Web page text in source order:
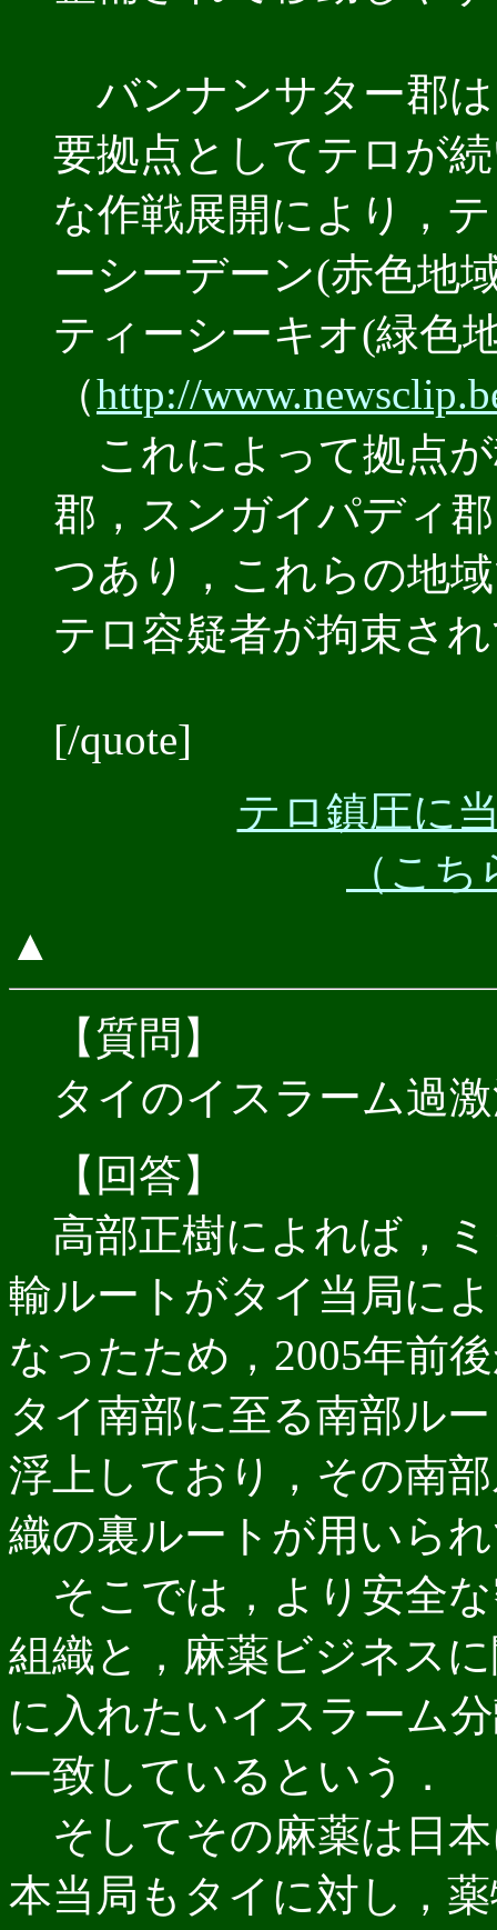
バンナンサター郡
要拠点としてテロが
な作戦展開により，
ーシーデーン(赤色地
ティーシーキオ(緑色
（http://
これによって拠点
郡，スンガイパディ
つあり，これらの地
テロ容疑者が拘束さ
[/quote]
テロ鎮圧に
（こち
▲
【質問】
タイのイスラーム過
【回答】
高部正樹によれば，
輸ルートがタイ当局に
なったため，2005年前
タイ南部に至る南部ル
浮上しており，その南
織の裏ルートが用いら
そこでは，より安全
組織と，麻薬ビジネス
に入れたいイスラーム
一致しているという．
そしてその麻薬は日
本当局もタイに対し，